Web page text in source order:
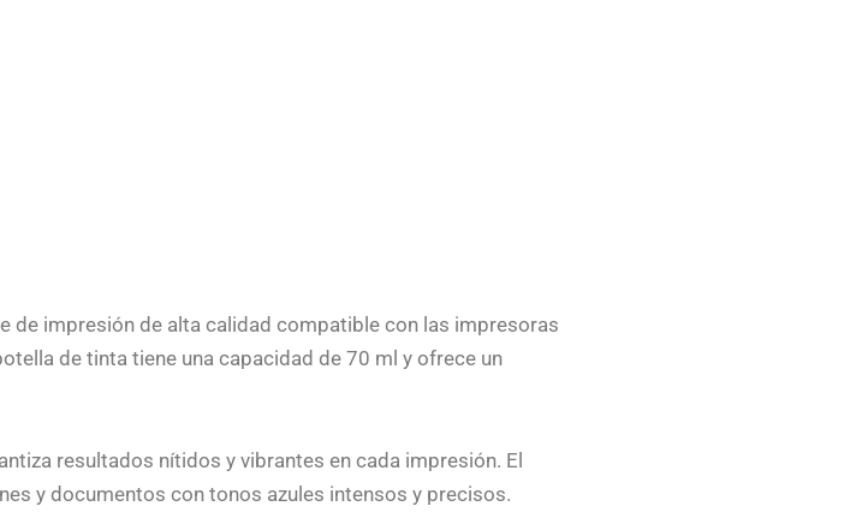
de impresión de alta calidad compatible con las impresoras
de tinta tiene una capacidad de 70 ml y ofrece un
resultados nítidos y vibrantes en cada impresión. El
y documentos con tonos azules intensos y precisos.